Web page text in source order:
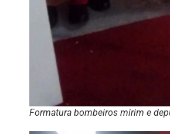
Formatura bombeiros mirim e